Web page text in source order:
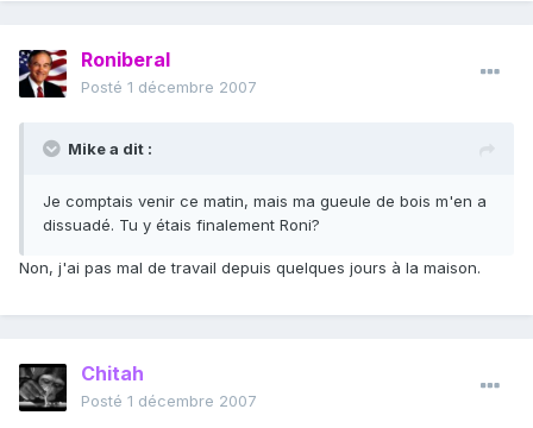
Roniberal
Posté 1 décembre 2007
Mike a dit :
Je comptais venir ce matin, mais ma gueule de bois m'en a
dissuadé. Tu y étais finalement Roni?
Non, j'ai pas mal de travail depuis quelques jours à la maison.
Chitah
Posté 1 décembre 2007